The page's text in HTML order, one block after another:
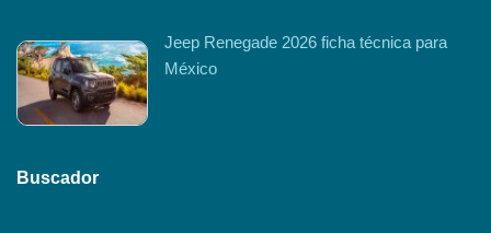
Jeep Renegade 2026 ficha técnica para
México
Buscador